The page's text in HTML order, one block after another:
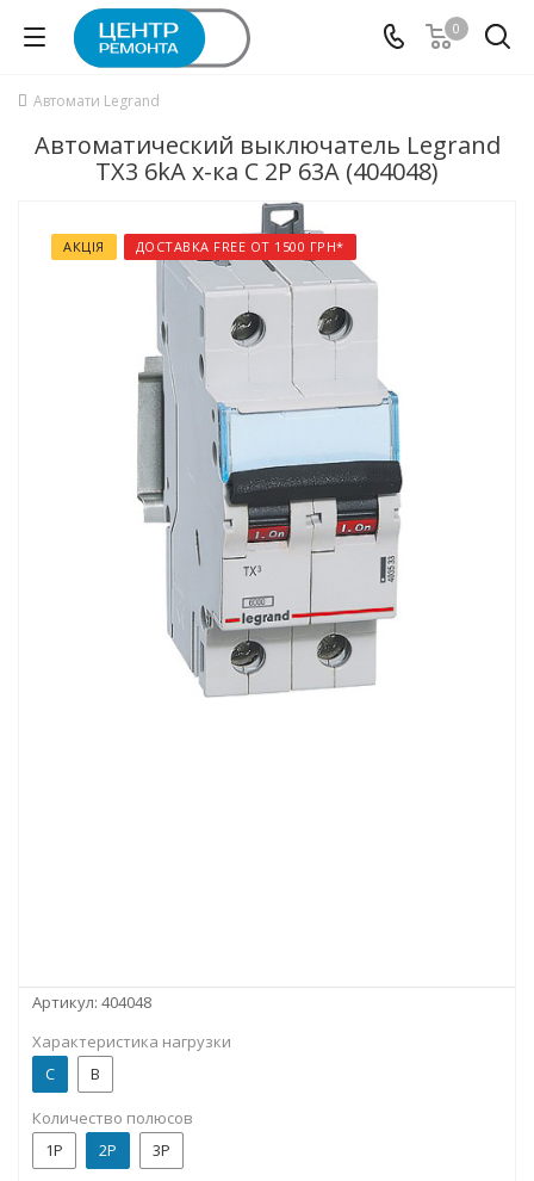
0
Автомати Legrand
Автоматический выключатель Legrand
TX3 6kA х-ка C 2P 63А (404048)
АКЦІЯ ДОСТАВКА FREE ОТ 1500 ГРН*
Артикул: 404048
Характеристика нагрузки
C
B
Количество полюсов
1P
2P 3P